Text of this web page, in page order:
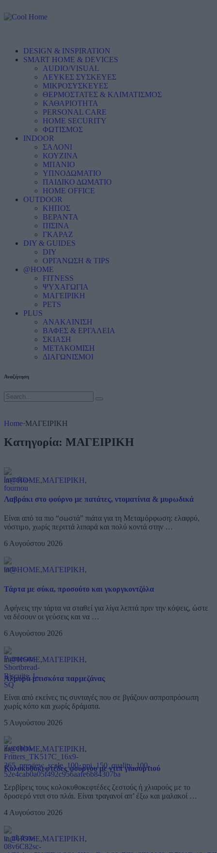
DESIGN & INSPIRATION
SMART HOME & DEVICES
AUDIO/VISUAL
ΛΕΥΚΕΣ ΣΥΣΚΕΥΕΣ
ΜΙΚΡΟΣΥΣΚΕΥΕΣ
ΘΕΡΜΟΣΤΑΤΕΣ & ΚΛΙΜΑΤΙΣΜΟΣ
ΚΑΘΑΡΙΟΤΗΤΑ
PERSONAL CARE
HOME SECURITY
ΦΩΤΙΣΜΟΣ
INDOOR
ΣΑΛΟΝΙ
ΚΟΥΖΙΝΑ
ΜΠΑΝΙΟ
ΥΠΝΟΔΩΜΑΤΙΟ
ΠΑΙΔΙΚΟ ΔΩΜΑΤΙΟ
HOME OFFICE
OUTDOOR
ΚΗΠΟΣ
ΒΕΡΑΝΤΑ
ΠΙΣΙΝΑ
ΓΚΑΡΑΖ
DIY & GUIDES
DIY
ΟΡΓΑΝΩΣΗ & TIPS
@HOME
FITNESS
ΨΥΧΑΓΩΓΙΑ
ΜΑΓΕΙΡΙΚΗ
PETS
PLUS
ΑΝΑΚΑΙΝΙΣΗ
ΒΑΦΕΣ & ΕΡΓΑΛΕΙΑ
ΣΚΙΑΣΗ
ΜΕΤΑΚΟΜΙΣΗ
ΔΙΑΓΩΝΙΣΜΟΙ
Αναζήτηση
Home·ΜΑΓΕΙΡΙΚΗ
Κατηγορία: ΜΑΓΕΙΡΙΚΗ
in@HOME,ΜΑΓΕΙΡΙΚΗ,
Λαβράκι στο φούρνο με πατάτες, ντοματίνια & μυρωδικά
Είναι από τα πιο “σωστά” πιάτα για τη Μεταμόρφωση: ελαφρύ,
νόστιμο, χωρίς περιττά λιπαρά και πολύ κοντά στην …
6 Αυγούστου 2026
in@HOME,ΜΑΓΕΙΡΙΚΗ,
Τάρτα με σύκα, προσούτο και γκοργκοντζόλα
Αφήνεις την τάρτα να σταθεί για λίγα λεπτά πριν την κόψεις, ώστε
να δέσουν οι γεύσεις και να …
6 Αυγούστου 2026
in@HOME,ΜΑΓΕΙΡΙΚΗ,
Αλμυρά μπισκότα παρμεζάνας
Είναι από εκείνες τις συνταγές που σε βγάζουν ασπροπρόσωπη
χωρίς κόπο και χωρίς δράματα.
5 Αυγούστου 2026
in@HOME,ΜΑΓΕΙΡΙΚΗ,
Κολοκυθοκεφτέδες φούρνου με ντιπ γιαουρτιού
Σερβίρεις τους κολοκυθοκεφτέδες ζεστούς ή χλιαρούς με το
δροσερό ντιπ στο πλάι. Είναι τραγανοί απ’ έξω και μαλακοί …
4 Αυγούστου 2026
in@HOME,ΜΑΓΕΙΡΙΚΗ,